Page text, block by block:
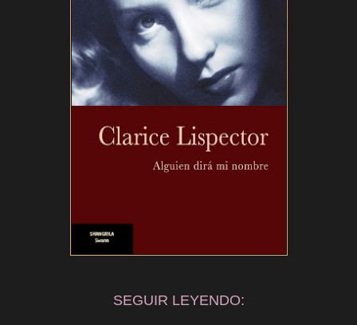
SEGUIR LEYENDO: